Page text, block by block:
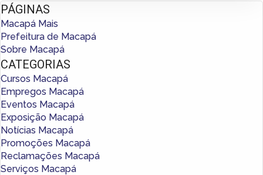
PÁGINAS
Macapá Mais
Prefeitura de Macapá
Sobre Macapá
CATEGORIAS
Cursos Macapá
Empregos Macapá
Eventos Macapá
Exposição Macapá
Notícias Macapá
Promoções Macapá
Reclamações Macapá
Serviços Macapá